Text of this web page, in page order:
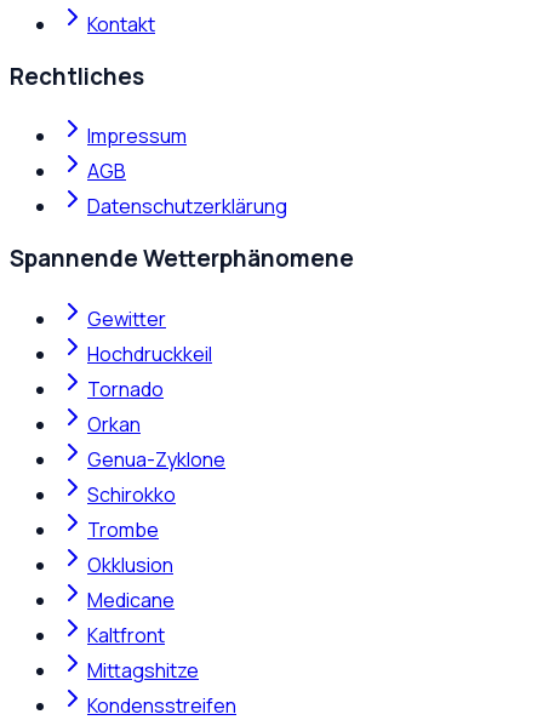
Kontakt
Rechtliches
Impressum
AGB
Datenschutzerklärung
Spannende Wetterphänomene
Gewitter
Hochdruckkeil
Tornado
Orkan
Genua-Zyklone
Schirokko
Trombe
Okklusion
Medicane
Kaltfront
Mittagshitze
Kondensstreifen